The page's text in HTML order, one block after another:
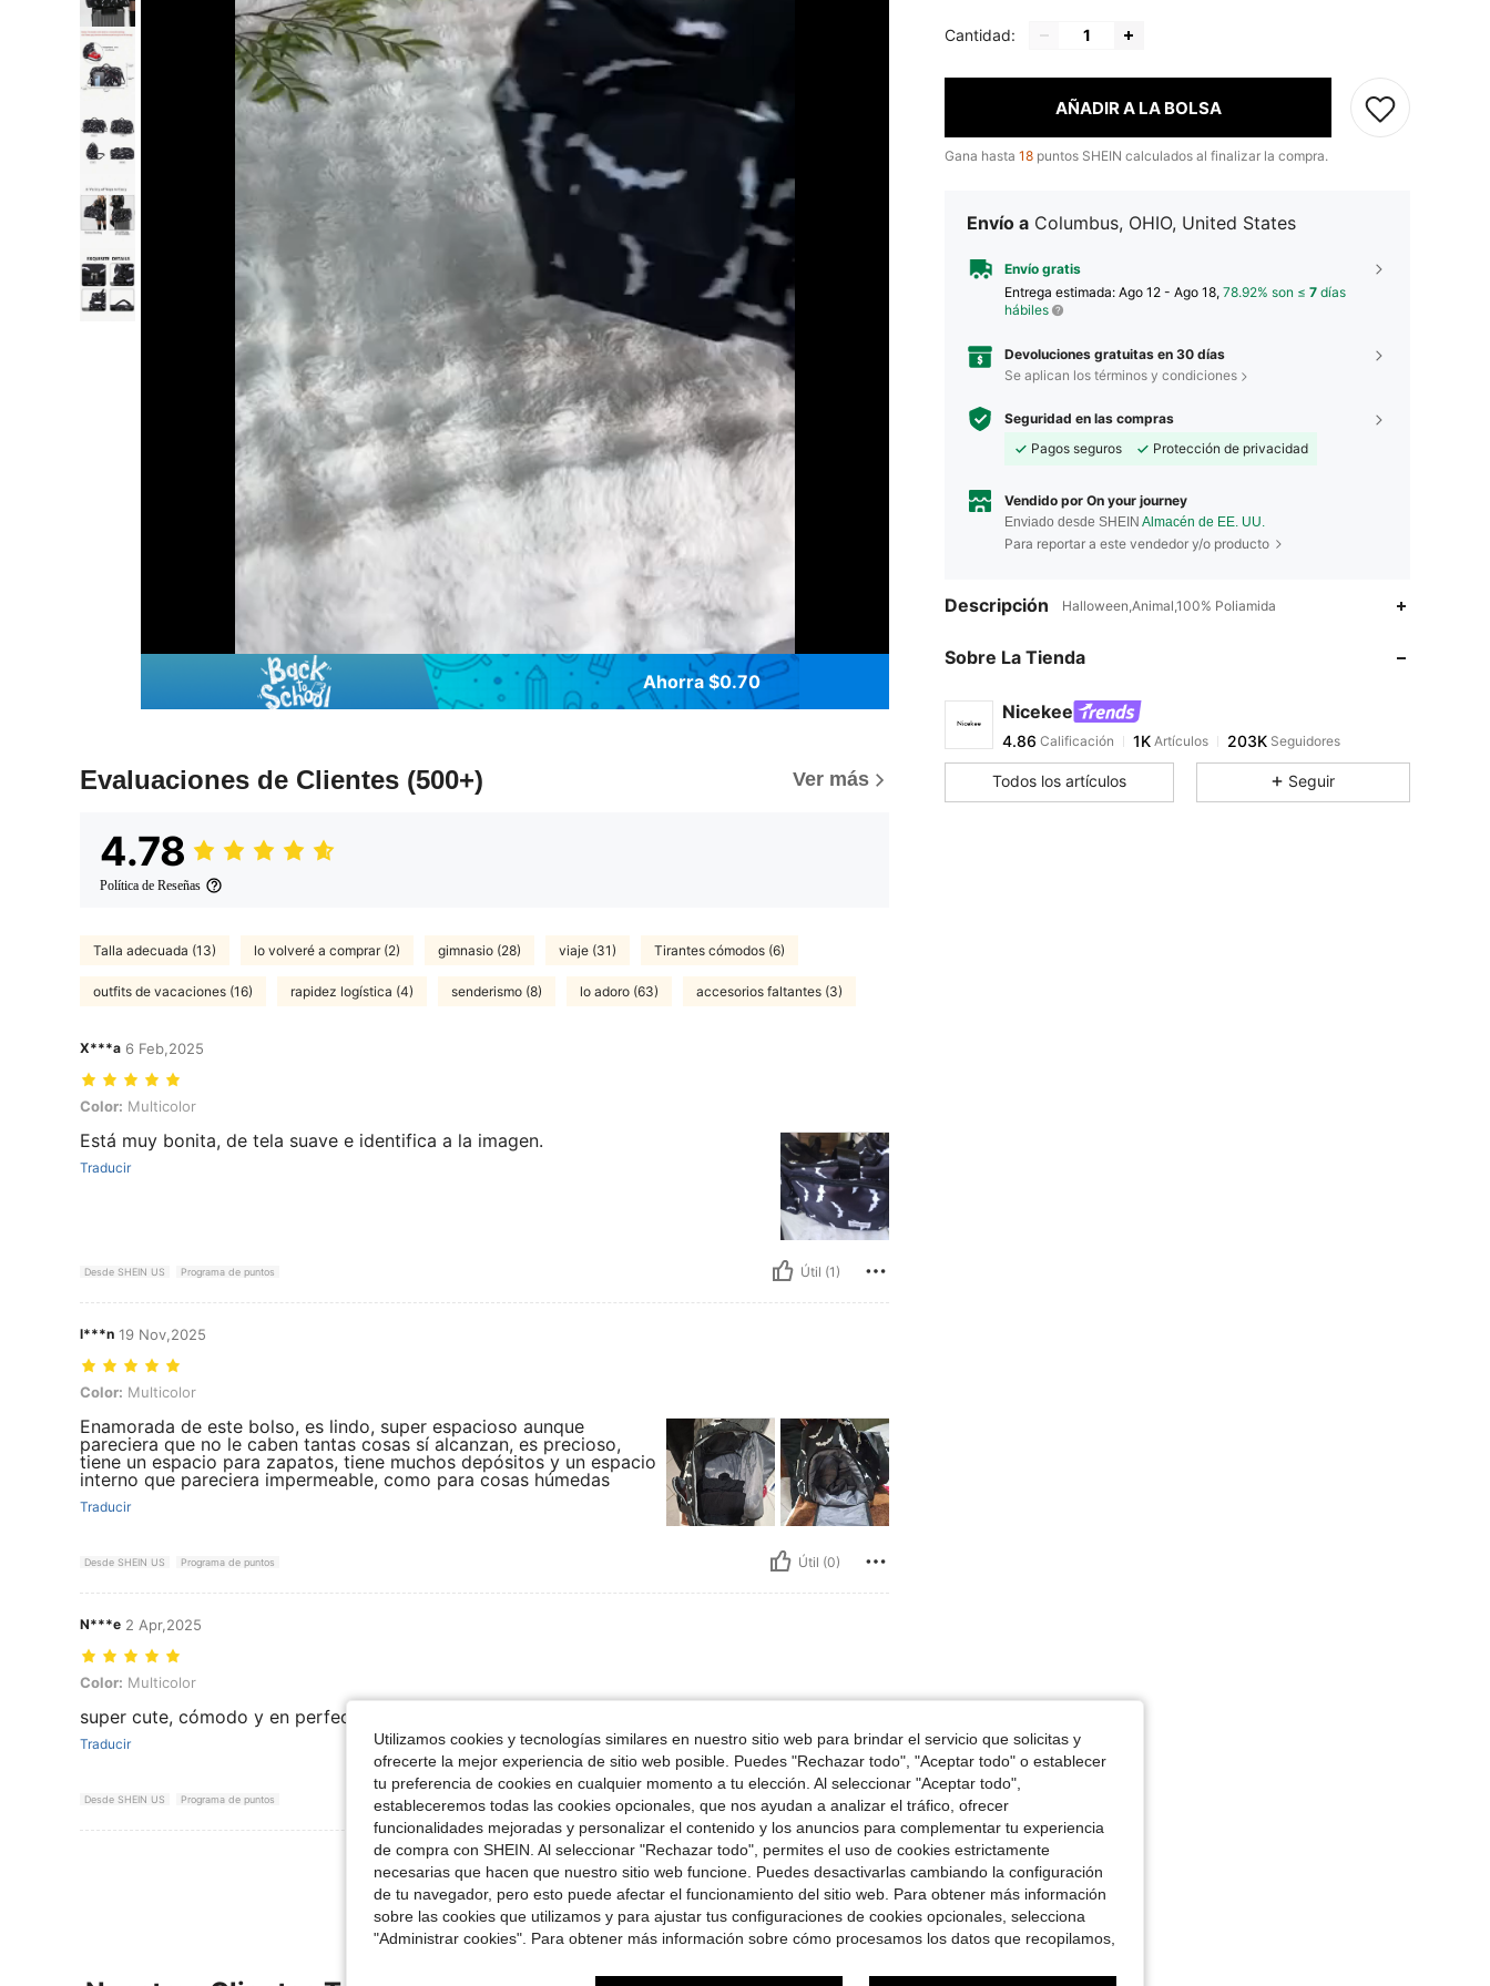
Ahorra $0.70
Evaluaciones de Clientes (500+) Ver más
4.78
Política de Reseñas
Talla adecuada (13) lo volveré a comprar (2) gimnasio (28) viaje (31) Tirantes cómodos (6)
outfits de vacaciones (16) rapidez logística (4) senderismo (8) lo adoro (63) accesorios faltantes (3)
X***a 6 Feb,2025
Color: Multicolor
Color: Multicolor
Está muy bonita, de tela suave e identifica a la imagen.
Traducir
Desde SHEIN US Programa de puntos Útil (1)
l***n 19 Nov,2025
Color: Multicolor
Color: Multicolor
Enamorada de este bolso, es lindo, super espacioso aunque
pareciera que no le caben tantas cosas sí alcanzan, es precioso,
tiene un espacio para zapatos, tiene muchos depósitos y un espacio
interno que pareciera impermeable, como para cosas húmedas
Traducir
Desde SHEIN US Programa de puntos Útil (0)
N***e 2 Apr,2025
Color: Multicolor
Color: Multicolor
super cute, cómodo y en perfectas condiciones. lo ordenaria nuevamente
Traducir
Desde SHEIN US Programa de puntos
Ver Más Reseñas
Cantidad:
AÑADIR A LA BOLSA
Gana hasta 18 puntos SHEIN calculados al finalizar la compra.
Envío a Columbus, OHIO, United States
Envío gratis
Entrega estimada: Ago 12 - Ago 18, 78.92% son ≤ 7 días
hábiles
Devoluciones gratuitas en 30 días
Se aplican los términos y condiciones
Seguridad en las compras
Pagos seguros
Protección de privacidad
Vendido por On your journey
Enviado desde SHEIN Almacén de EE. UU.
Para reportar a este vendedor y/o producto
Descripción Halloween,Animal,100% Poliamida
Sobre La Tienda
Nicekee
4.86
4.86 Calificación 1K
l***8pagó Hace 1 día
4.86
Todos los artículos Seguir
Utilizamos cookies y tecnologías similares en nuestro sitio web para brindar el servicio que solicitas y
ofrecerte la mejor experiencia de sitio web posible. Puedes "Rechazar todo", "Aceptar todo" o establecer
tu preferencia de cookies en cualquier momento a tu elección. Al seleccionar "Aceptar todo",
estableceremos todas las cookies opcionales, que nos ayudan a analizar el tráfico, ofrecer
funcionalidades mejoradas y personalizar el contenido y los anuncios para complementar tu experiencia
de compra con SHEIN. Al seleccionar "Rechazar todo", permites el uso de cookies estrictamente
necesarias que hacen que nuestro sitio web funcione. Puedes desactivarlas cambiando la configuración
de tu navegador, pero esto puede afectar el funcionamiento del sitio web. Para obtener más información
sobre las cookies que utilizamos y para ajustar tus configuraciones de cookies opcionales, selecciona
"Administrar cookies". Para obtener más información sobre cómo procesamos los datos que recopilamos,